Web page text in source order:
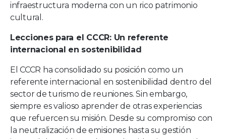
infraestructura moderna con un rico patrimonio
cultural.
Lecciones para el CCCR: Un referente
internacional en sostenibilidad
El CCCR ha consolidado su posición como un
referente internacional en sostenibilidad dentro del
sector de turismo de reuniones. Sin embargo,
siempre es valioso aprender de otras experiencias
que refuercen su misión. Desde su compromiso con
la neutralización de emisiones hasta su gestión